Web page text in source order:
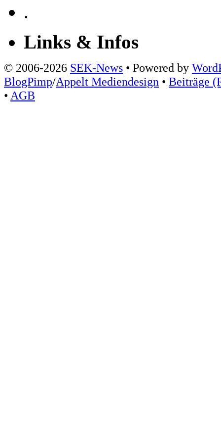
.
Links & Infos
© 2006-2026 SEK-News • Powered by
BlogPimp/Appelt Mediendesign • Beiträge
• AGB